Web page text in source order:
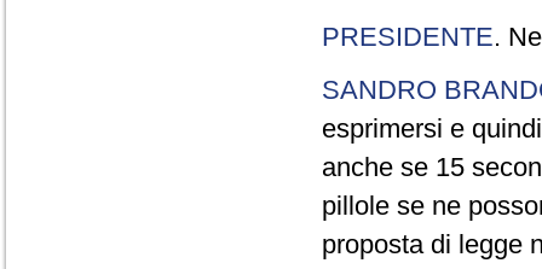
PRESIDENTE.
SANDRO
esprimersi e
anche se 15
pillole se ne
proposta di legge